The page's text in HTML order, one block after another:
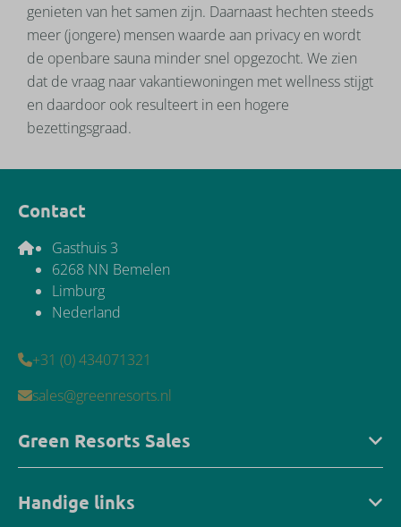
genieten van het samen zijn. Daarnaast hechten steeds
meer (jongere) mensen waarde aan privacy en wordt
de openbare sauna minder snel opgezocht. We zien
dat de vraag naar vakantiewoningen met wellness stijgt
en daardoor ook resulteert in een hogere
bezettingsgraad.
Contact
Gasthuis 3
6268 NN Bemelen
Limburg
Nederland
+31 (0) 434071321
sales@greenresorts.nl
Green Resorts Sales
Handige links